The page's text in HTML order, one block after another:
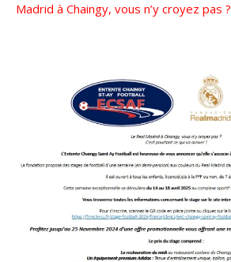
Madrid à Chaingy, vous n’y croyez pas ?